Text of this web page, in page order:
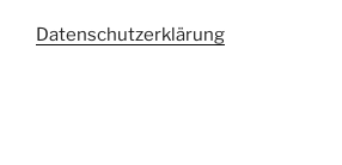
Datenschutzerklärung